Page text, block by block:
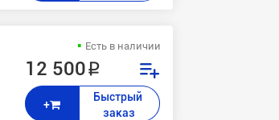
CM3530fs
Есть в наличии
12 500 ₽
+
Быстрый
заказ